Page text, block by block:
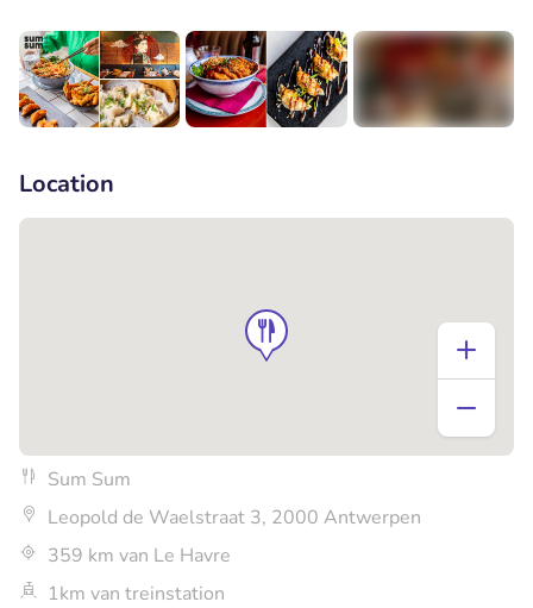
Location
Sum Sum
Leopold de Waelstraat 3, 2000 Antwerpen
359 km van Le Havre
1km van treinstation